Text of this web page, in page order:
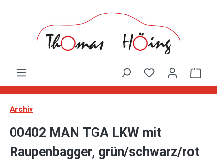
Archiv
00402 MAN TGA LKW mit
Raupenbagger, grün/schwarz/rot